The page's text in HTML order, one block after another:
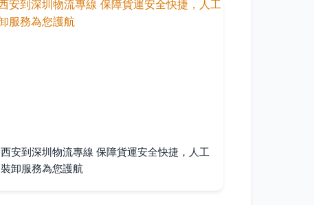
西安到深圳物流專線 保障貨運安全快捷，人工
裝卸服務為您護航